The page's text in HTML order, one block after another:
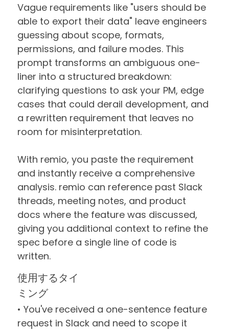
Vague requirements like "users should be
able to export their data" leave engineers
guessing about scope, formats,
permissions, and failure modes. This
prompt transforms an ambiguous one-
liner into a structured breakdown:
clarifying questions to ask your PM, edge
cases that could derail development, and
a rewritten requirement that leaves no
room for misinterpretation.
With remio, you paste the requirement
and instantly receive a comprehensive
analysis. remio can reference past Slack
threads, meeting notes, and product
docs where the feature was discussed,
giving you additional context to refine the
spec before a single line of code is
written.
使用するタイ
ミング
• You've received a one-sentence feature
request in Slack and need to scope it